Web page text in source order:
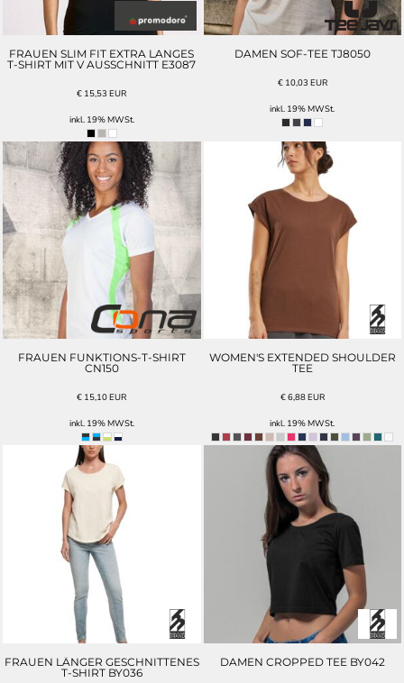
FRAUEN SLIM FIT EXTRA LANGES
T-SHIRT MIT V AUSSCHNITT E3087
€ 15,53EUR
inkl. 19% MWSt.
DAMEN SOF-TEE TJ8050
€ 10,03 EUR
inkl. 19% MWSt.
FRAUEN FUNKTIONS-T-SHIRT
CN150
€ 15,10EUR
inkl. 19% MWSt.
WOMEN'S EXTENDED SHOULDER
TEE
€6,88EUR
inkl. 19% MWSt.
FRAUEN LÄNGER GESCHNITTENES
T-SHIRT BY036
DAMEN CROPPED TEE BY042